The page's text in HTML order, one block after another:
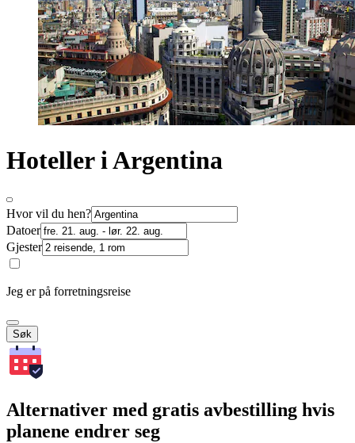
Hoteller i Argentina
Hvor vil du hen?
Datoer
Gjester
Jeg er på forretningsreise
Søk
Alternativer med gratis avbestilling hvis
planene endrer seg